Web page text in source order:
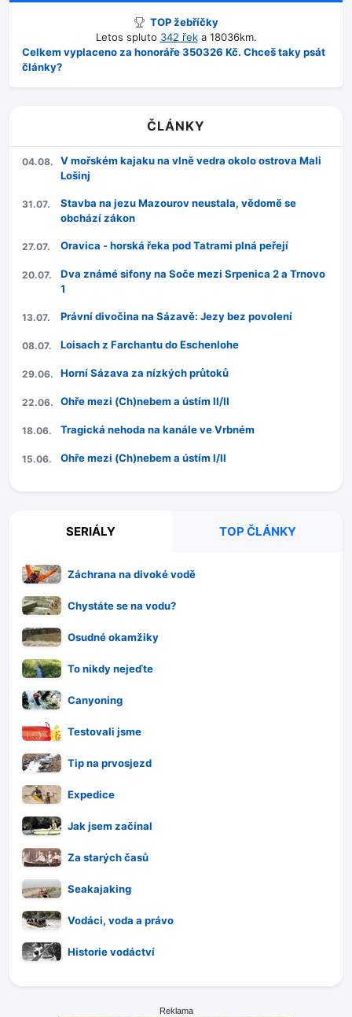
TOP žebříčky
Letos spluto 342 řeka 18036km.
Celkem vyplaceno za honoráře 350326 Kč. Chceš taky psát
články?
ČLÁNKY
04.08.
V mořském kajaku na vlně vedra okolo ostrova Mali
Lošinj
31.07.
Stavba na jezu Mazourov neustala, vědomě se
obchází zákon
27.07. Oravica - horská řeka pod Tatrami plná peřejí
20.07.
Dva známé sifony na Soče mezi Srpenica 2 a Trnovo
1
13.07. Právní divočina na Sázavě: Jezy bez povolení
08.07. Loisach z Farchantu do Eschenlohe
29.06. Horní Sázava za nízkých průtoků
22.06. Ohře mezi (Ch)nebem a ústím II/II
18.06. Tragická nehoda na kanále ve Vrbném
15.06. Ohře mezi (Ch)nebem a ústím I/II
SERIÁLY TOP ČLÁNKY
Záchrana na divoké vodě
Chystáte se na vodu?
Osudné okamžiky
To nikdy nejeďte
Canyoning
Testovali jsme
Tip na prvosjezd
Expedice
Jak jsem začínal
Za starých časů
Seakajaking
Vodáci, voda a právo
Historie vodáctví
Reklama